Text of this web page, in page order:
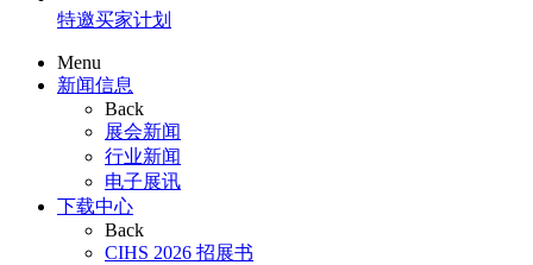
特邀买家计划
Menu
新闻信息
Back
展会新闻
行业新闻
电子展讯
下载中心
Back
CIHS 2026 招展书